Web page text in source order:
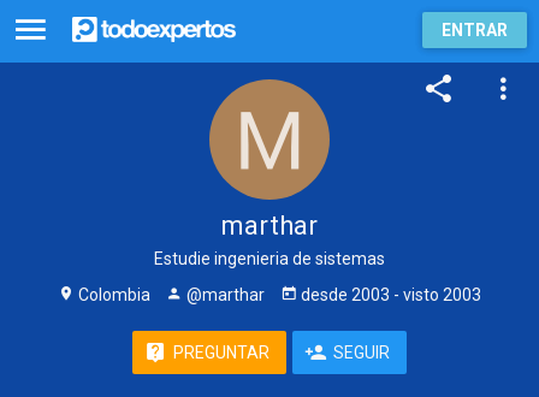
ENTRAR
marthar
Estudie ingenieria de sistemas
Colombia
@marthar desde 2003 - visto 2003
PREGUNTAR SEGUIR